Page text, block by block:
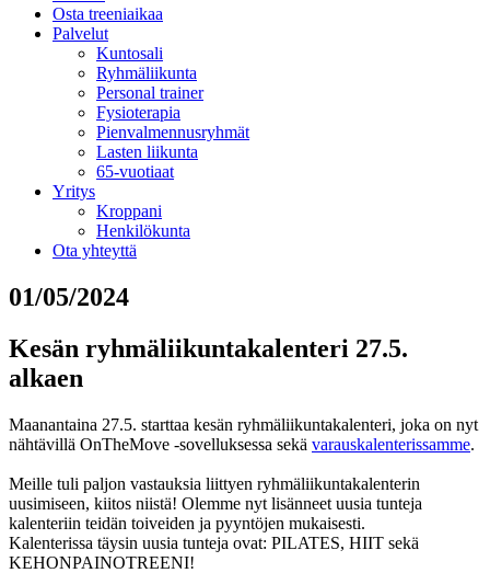
Osta treeniaikaa
Palvelut
Kuntosali
Ryhmäliikunta
Personal trainer
Fysioterapia
Pienvalmennusryhmät
Lasten liikunta
65-vuotiaat
Yritys
Kroppani
Henkilökunta
Ota yhteyttä
01/05/2024
Kesän ryhmäliikuntakalenteri 27.5.
alkaen
Maanantaina 27.5. starttaa kesän ryhmäliikuntakalenteri, joka on nyt
nähtävillä OnTheMove -sovelluksessa sekä varauskalenterissamme.
Meille tuli paljon vastauksia liittyen ryhmäliikuntakalenterin
uusimiseen, kiitos niistä! Olemme nyt lisänneet uusia tunteja
kalenteriin teidän toiveiden ja pyyntöjen mukaisesti.
Kalenterissa täysin uusia tunteja ovat: PILATES, HIIT sekä
KEHONPAINOTREENI!